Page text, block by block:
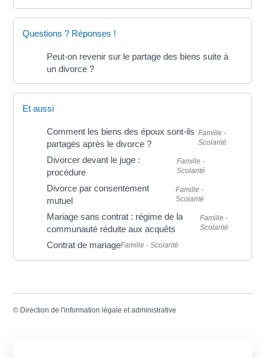
Questions ? Réponses !
Peut-on revenir sur le partage des biens suite à
un divorce ?
Et aussi
Comment les biens des époux sont-ils
partagés après le divorce ?
Famille -
Scolarité
Divorcer devant le juge :
procédure
Famille -
Scolarité
Divorce par consentement
mutuel
Famille -
Scolarité
Mariage sans contrat : régime de la
communauté réduite aux acquêts
Famille -
Scolarité
Contrat de mariageFamille - Scolarité
© Direction de l'information légale et administrative